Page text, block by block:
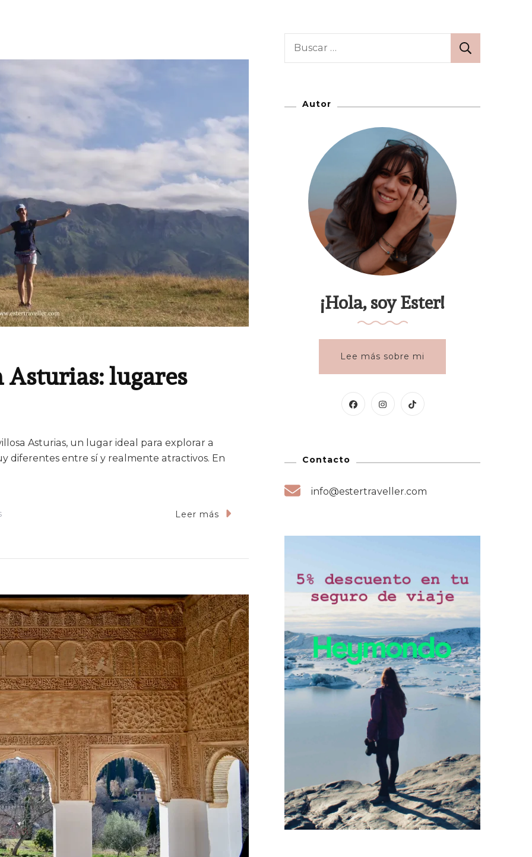
Asturias: lugares
Asturias, un lugar ideal para explorar a
diferentes entre sí y realmente atractivos. En
En
En
Asturias:
Lugares
Imprescindibles
Leer más
Buscar:
Autor
¡Hola, soy Ester!
Lee más sobre mi
Contacto
info@estertraveller.com